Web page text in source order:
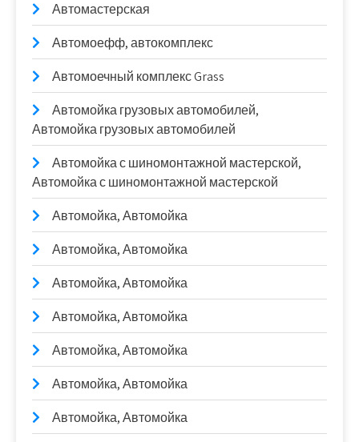
Автомастерская
Автомоефф, автокомплекс
Автомоечный комплекс Grass
Автомойка грузовых автомобилей,
Автомойка грузовых автомобилей
Автомойка с шиномонтажной мастерской,
Автомойка с шиномонтажной мастерской
Автомойка, Автомойка
Автомойка, Автомойка
Автомойка, Автомойка
Автомойка, Автомойка
Автомойка, Автомойка
Автомойка, Автомойка
Автомойка, Автомойка